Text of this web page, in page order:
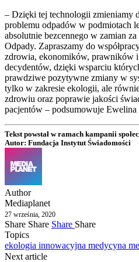
– Dzięki tej technologii zmieniamy
problemu odpadów w podmiotach
absolutnie bezcennego w zamian
Odpady. Zapraszamy do
zdrowia, ekonomików, prawników
decydentów, dzięki wsparciu
prawdziwe pozytywne zmiany w
tylko w zakresie ekologii, ale
zdrowiu oraz poprawie jakości
pacjentów – podsumowuje Ewelina
Tekst powstał w ramach kampanii
Autor: Fundacja Instytut Świadomości
Author
Mediaplanet
27 września, 2020
Share Share Share Share
Topics
ekologia innowacyjna medycyna
Next article